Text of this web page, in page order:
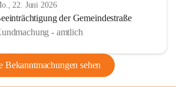
22. Juni 2026
der Gemeindestraße
- amtlich
Bekanntmachungen sehen